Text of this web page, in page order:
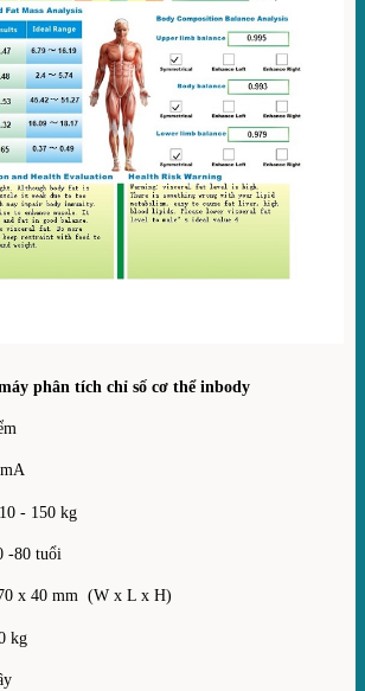
phân tích chỉ số cơ thể inbody
- 150 kg
-80 tuổi
x 40 mm (W x L x H)
kg